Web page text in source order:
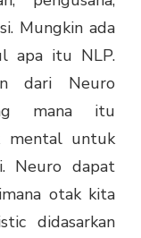
Mungkin ada
apa itu NLP.
dari Neuro
mana itu
mental untuk
Neuro dapat
otak kita
didasarkan